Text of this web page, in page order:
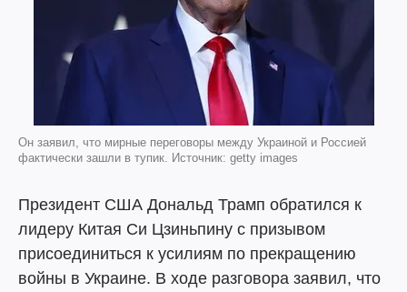
Он заявил, что мирные переговоры между Украиной и Россией
фактически зашли в тупик. Источник: getty images
Президент США Дональд Трамп обратился к
лидеру Китая Си Цзиньпину с призывом
присоединиться к усилиям по прекращению
войны в Украине. В ходе разговора заявил, что